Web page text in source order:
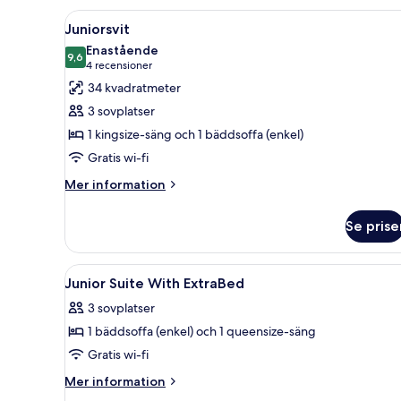
tvåbäddsrum
Öppna
alla
foton
för
Juniorsvit
Ett modernt hotellrum med
4
Juniorsvit
9,69,6 av 10
Enastående
4 recensioner
(4 recensioner)
34 kvadratmeter
3 sovplatser
1 kingsize-säng och 1 bäddsoffa (enkel)
Gratis wi-fi
Mer information
Mer
Se
Öppna
alla
foton
för
Junior
Suite
Badrum | Gratis
1
Junior Suite With ExtraBed
3 sovplatser
1 bäddsoffa (enkel) och 1 queensize-säng
Gratis wi-fi
Mer information
Mer